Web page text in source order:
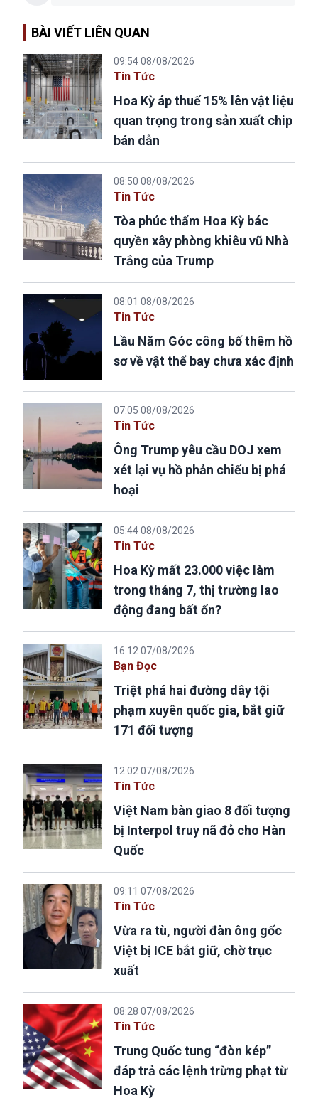
BÀI VIẾT LIÊN QUAN
09:54 08/08/2026
Tin Tức
Hoa Kỳ áp thuế 15% lên vật liệu
quan trọng trong sản xuất chip
bán dẫn
08:50 08/08/2026
Tin Tức
Tòa phúc thẩm Hoa Kỳ bác
quyền xây phòng khiêu vũ Nhà
Trắng của Trump
08:01 08/08/2026
Tin Tức
Lầu Năm Góc công bố thêm hồ
sơ về vật thể bay chưa xác định
07:05 08/08/2026
Tin Tức
Ông Trump yêu cầu DOJ xem
xét lại vụ hồ phản chiếu bị phá
hoại
05:44 08/08/2026
Tin Tức
Hoa Kỳ mất 23.000 việc làm
trong tháng 7, thị trường lao
động đang bất ổn?
16:12 07/08/2026
Bạn Đọc
Triệt phá hai đường dây tội
phạm xuyên quốc gia, bắt giữ
171 đối tượng
12:02 07/08/2026
Tin Tức
Việt Nam bàn giao 8 đối tượng
bị Interpol truy nã đỏ cho Hàn
Quốc
09:11 07/08/2026
Tin Tức
Vừa ra tù, người đàn ông gốc
Việt bị ICE bắt giữ, chờ trục
xuất
08:28 07/08/2026
Tin Tức
Trung Quốc tung “đòn kép”
đáp trả các lệnh trừng phạt từ
Hoa Kỳ